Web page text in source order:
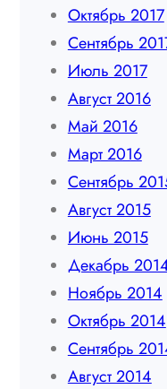
Октябрь 2017
Сентябрь
Июль 2017
Август 2016
Май 2016
Март 2016
Сентябрь
Август 2015
Июнь 2015
Декабрь
Ноябрь 2014
Октябрь 2014
Сентябрь
Август 2014